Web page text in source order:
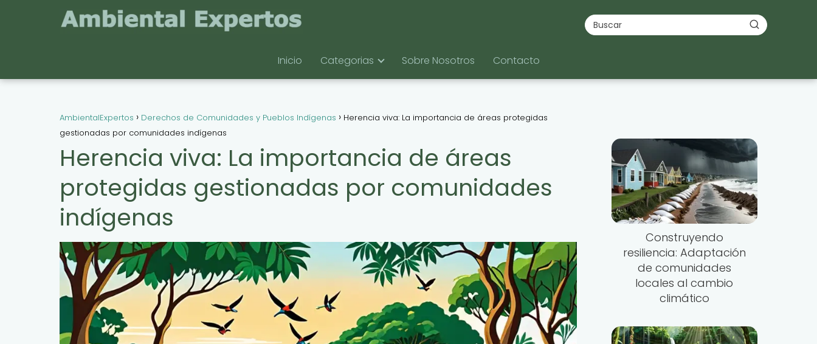
Inicio Categorias Sobre Nosotros Contacto
AmbientalExpertos Derechos de Comunidades y Pueblos Indígenas
Herencia viva: La importancia de áreas protegidas
gestionadas por comunidades indígenas
Herencia viva: La importancia de áreas
protegidas gestionadas por comunidades
indígenas
Construyendo
resiliencia: Adaptación
de comunidades
locales al cambio
climático